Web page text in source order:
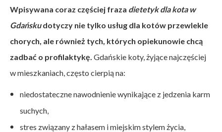
Wpisywana coraz częściej fraza dietetyk dla kota w
Gdańskudotyczy nie tylko usług dla kotów przewlekle
chorych, ale również tych, których opiekunowie chcą
zadbać o profilaktykę. Gdańskie koty, żyjące najczęściej
w mieszkaniach, często cierpią na:
niedostateczne nawodnienie wynikające z jedzenia karm
suchych,
stres związany z hałasem i miejskim stylem życia,